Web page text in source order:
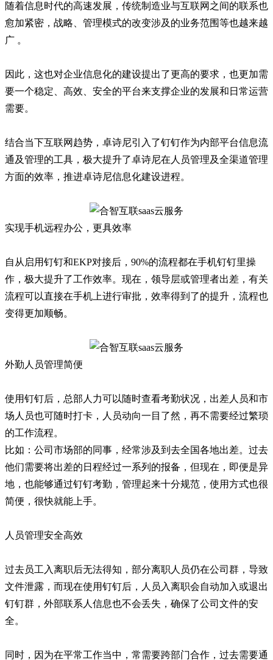
随着信息时代的高速发展，传统制造业与互联网之间的联系也
愈加紧密，战略、管理模式的改变涉及的业务范围等也越来越
广 。
因此，这也对企业信息化的建设提出了更高的要求，也更加需
要一个稳定、高效、安全的平台来支撑企业的发展和日常运营
需要。
结合当下互联网趋势，卓诗尼引入了钉钉作为内部平台信息流
通及管理的工具，极大提升了卓诗尼在人员管理及全渠道管理
方面的效率，推进卓诗尼信息化建设进程。
实现手机远程办公，更具效率
自从启用钉钉和EKP对接后，90%的流程都在手机钉钉里操
作，极大提升了工作效率。现在，领导层或管理者出差，有关
流程可以直接在手机上进行审批，效率得到了的提升，流程也
变得更加顺畅。
外勤人员管理简便
使用钉钉后，总部人力可以随时查看考勤状况，出差人员和市
场人员也可随时打卡，人员动向一目了然，再不需要经过繁琐
的工作流程。
比如：公司市场部的同事，经常涉及到去全国各地出差。过去
他们需要将出差的日程经过一系列的报备，但现在，即便是异
地，也能够通过钉钉考勤，管理起来十分规范，使用方式也很
简便，很快就能上手。
人员管理安全高效
过去员工入离职后无法得知，部分离职人员仍在公司群，导致
文件泄露，而现在使用钉钉后，人员入离职会自动加入或退出
钉钉群，外部联系人信息也不会丢失，确保了公司文件的安
全。
同时，因为在平常工作当中，常需要跨部门合作，过去需要通